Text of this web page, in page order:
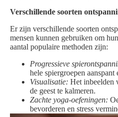
Verschillende soorten
Er zijn verschillende soorten
mensen kunnen gebruiken om
aantal populaire methoden zijn:
Progressieve
hele spiergroepen
Visualisatie: Het inbeelden
de geest te kalmeren.
Zachte yoga-oefeningen:
bevorderen en stress